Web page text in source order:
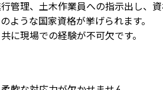
管理、土木作業員への指示出し、
ような国家資格が挙げられます。
に現場での経験が不可欠です。